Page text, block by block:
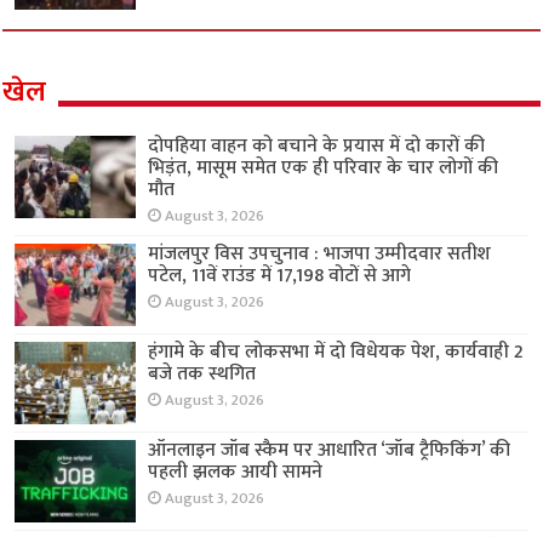
खेल
दोपहिया वाहन को बचाने के प्रयास में दो कारों की
भिड़ंत, मासूम समेत एक ही परिवार के चार लोगों की
मौत
August 3, 2026
मांजलपुर विस उपचुनाव : भाजपा उम्मीदवार सतीश
पटेल, 11वें राउंड में 17,198 वोटों से आगे
August 3, 2026
हंगामे के बीच लोकसभा में दो विधेयक पेश, कार्यवाही 2
बजे तक स्थगित
August 3, 2026
ऑनलाइन जॉब स्कैम पर आधारित ‘जॉब ट्रैफिकिंग’ की
पहली झलक आयी सामने
August 3, 2026